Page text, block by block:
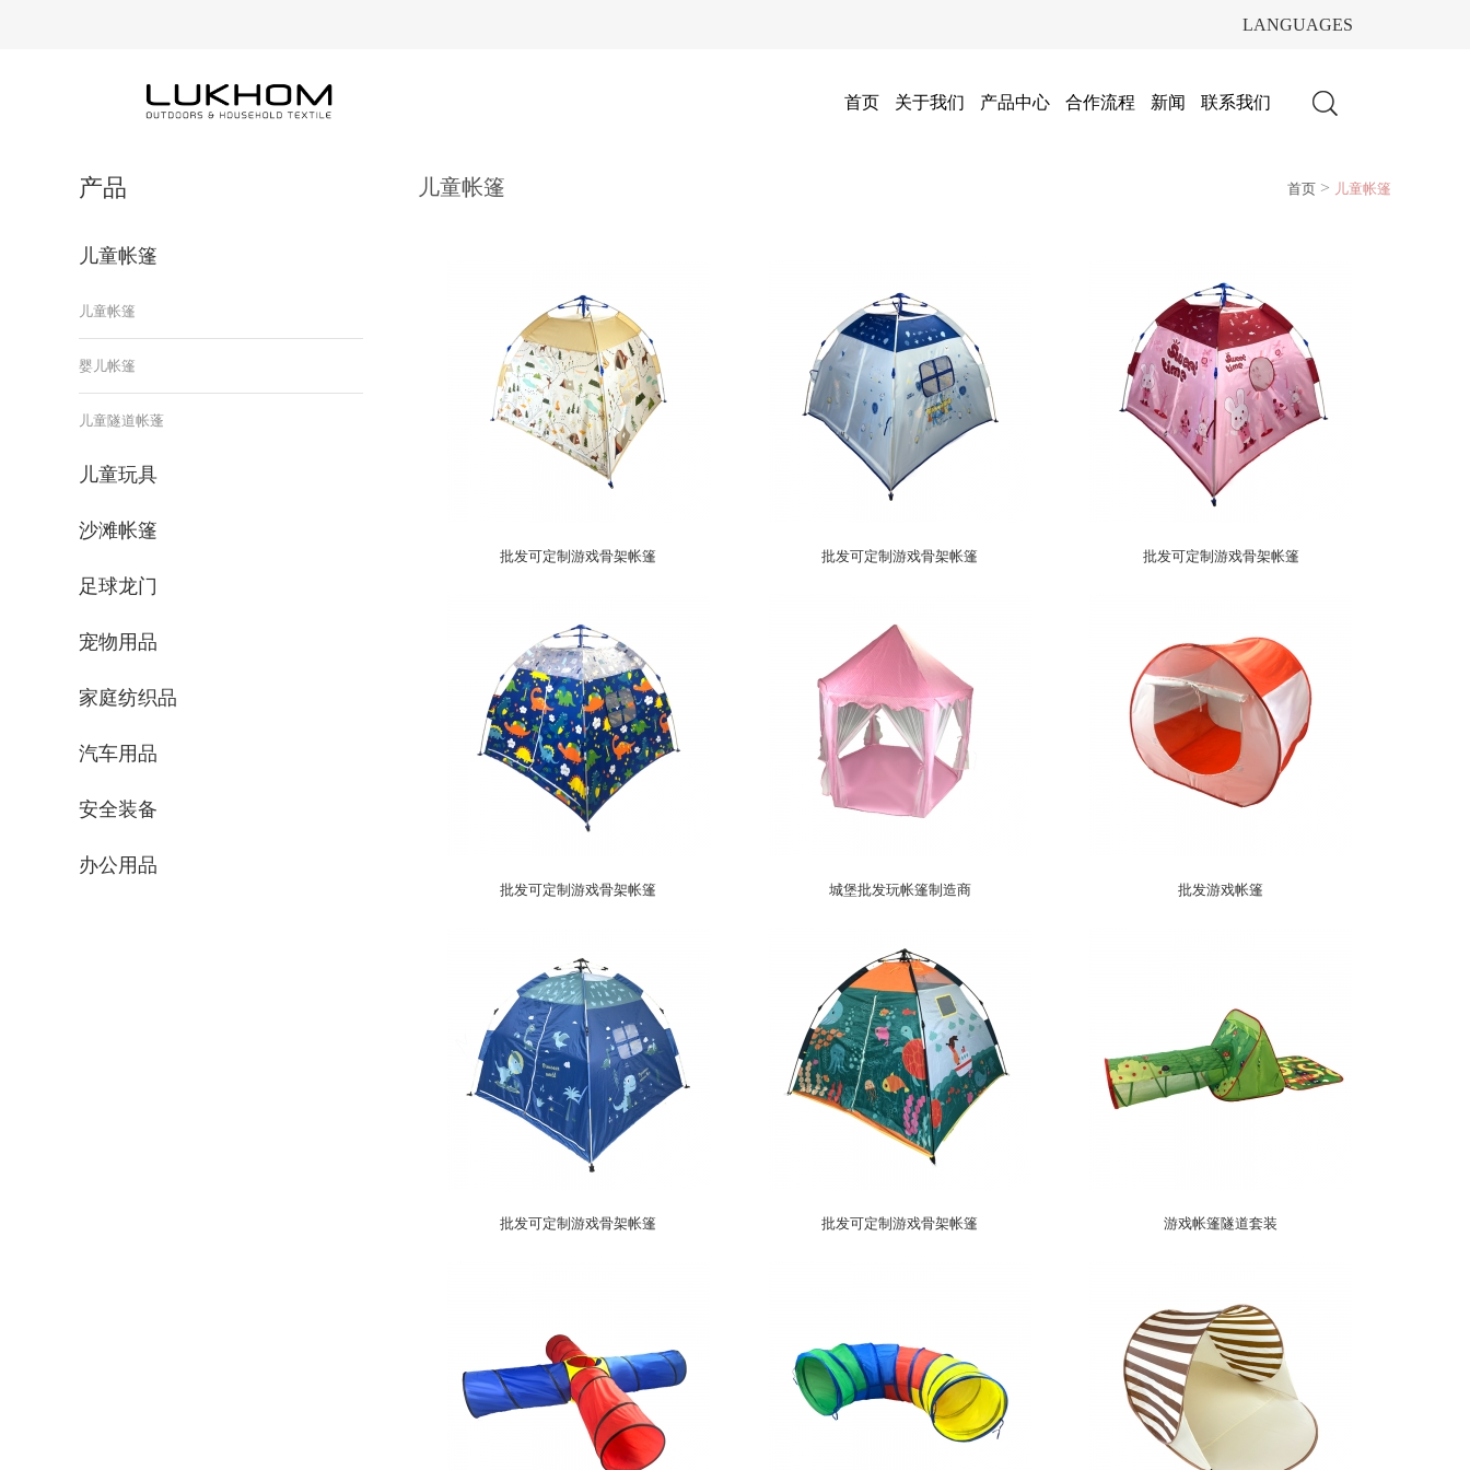
LANGUAGES
首页 关于我们 产品中心 合作流程 新闻 联系我们
产品
儿童帐篷
儿童帐篷
婴儿帐篷
儿童隧道帐蓬
儿童玩具
沙滩帐篷
足球龙门
宠物用品
家庭纺织品
汽车用品
安全装备
办公用品
儿童帐篷 首页 > 儿童帐篷
批发可定制游戏骨架帐篷 批发可定制游戏骨架帐篷 批发可定制游戏骨架帐篷
批发可定制游戏骨架帐篷 城堡批发玩帐篷制造商 批发游戏帐篷
批发可定制游戏骨架帐篷 批发可定制游戏骨架帐篷 游戏帐篷隧道套装